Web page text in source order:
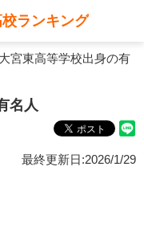
ランキング
宮東高等学校出身の有
名人
最終更新日:2026/1/29